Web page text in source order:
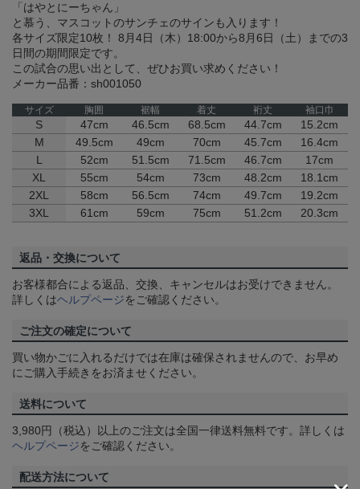
「はやとにーちゃん」
と慕う、マスコットのサンチェのサインも入ります！
各サイズ限定10枚！ 8月4日（木）18:00から8月6日（土）までの3
日間の期間限定です。
この試合の思い出として、ぜひお買い求めください！
メーカー品番：sh001050
サイズ 胸囲 裾幅 着丈 裄丈 袖口巾
S 47cm 46.5cm 68.5cm 44.7cm
15.2cm
M
49.5cm 49cm 70cm 45.7cm
16.4cm
L
52cm 51.5cm 71.5cm 46.7cm
17cm
XL
55cm 54cm 73cm 48.2cm
18.1cm
2XL
58cm 56.5cm 74cm 49.7cm
19.2cm
3XL
61cm 59cm 75cm 51.2cm 20.3cm
返品・交換について
お客様都合による返品、交換、キャンセルはお受けできません。
詳しくはヘルプページをご確認ください。
ご注文の確定について
買い物かごに入れるだけでは在庫は確保されませんので、お早め
にご購入手続きをお済ませください。
送料について
3,980円（税込）以上のご注文は全国一律送料無料です。詳しくは
ヘルプページをご確認ください。
配送方法について